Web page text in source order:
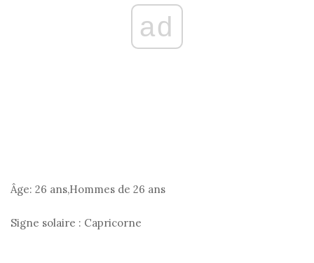
ad
Âge: 26 ans,Hommes de 26 ans
Signe solaire : Capricorne